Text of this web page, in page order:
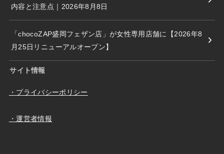
内容と注意点｜2026年8月8日
「chocoZAP盛岡フェザン店」が女性専用店舗に【2026年8
月25日リニューアルオープン】
サイト情報
・プライバシーポリシー
・運営者情報